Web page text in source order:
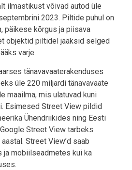
ilmastikust võivad autod üle
2023. Piltide puhul on
päikese kõrgus ja piisava
objektid piltidel jääksid selged
varje.
tänavavaaterakenduses
üle 220 miljardi tänavavaate
maailma, mis ulatuvad kuni
Esimesed Street View pildid
Ühendriikides ning Eesti
Street View tarbeks
Street View’d saab
ja mobiilseadmetes kui ka